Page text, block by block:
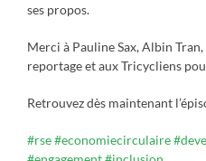
ses propos.
Merci à Pauline Sax, Albin
reportage et aux Tricycliens
Retrouvez dès maintenant
#rse#economiecirculaire